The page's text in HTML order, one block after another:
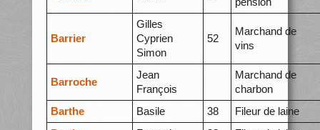
Barrier
Gilles
Cyprien
Simon
52
Marchand de
vins
Barroche
Jean
François
Marchand de
charbon
Barthe
Basile 38
Fileur de laine